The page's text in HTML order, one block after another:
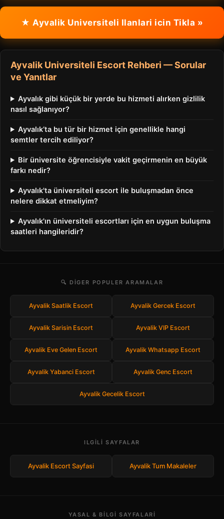
★ Ayvalik Universiteli Ilanlari icin Tikla »
Ayvalik Universiteli Escort Rehberi — Sorular
ve Yanıtlar
Ayvalık gibi küçük bir yerde bu hizmeti alırken gizlilik
nasıl sağlanıyor?
Ayvalık’ta bu tür bir hizmet için genellikle hangi
semtler tercih ediliyor?
Bir üniversite öğrencisiyle vakit geçirmenin en büyük
farkı nedir?
Ayvalık'ta üniversiteli escort ile buluşmadan önce
nelere dikkat etmeliyim?
Ayvalık'ın üniversiteli escortları için en uygun buluşma
saatleri hangileridir?
🔍 DIGER POPULER ARAMALAR
Ayvalik Saatlik Escort Ayvalik Gercek Escort
Ayvalik Sarisin Escort Ayvalik VIP Escort
Ayvalik Eve Gelen Escort Ayvalik Whatsapp Escort
Ayvalik Yabanci Escort Ayvalik Genc Escort
Ayvalik Gecelik Escort
ILGILI SAYFALAR
Ayvalik Escort Sayfasi Ayvalik Tum Makaleler
YASAL & BILGI SAYFALARI